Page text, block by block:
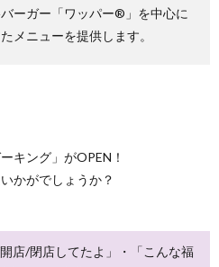
ーガー「ワッパー®」を中心に
メニューを提供します。
キング」がOPEN！
かがでしょうか？
店/閉店してたよ」・「こんな福